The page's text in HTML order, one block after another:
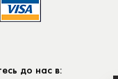
до нас в: